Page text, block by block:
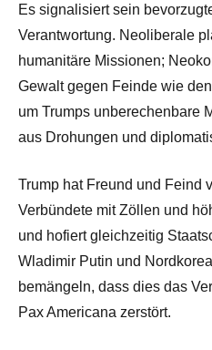
Es signalisiert sein
Verantwortung. Neoliberale
humanitäre Missionen;
Gewalt gegen Feinde wie
um Trumps unberechenbare
aus Drohungen und
Trump hat Freund und Feind
Verbündete mit Zöllen und
und hofiert gleichzeitig
Wladimir Putin und
bemängeln, dass dies das
Pax Americana zerstört.